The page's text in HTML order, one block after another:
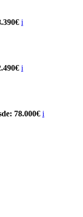
i
i
78.000€ i